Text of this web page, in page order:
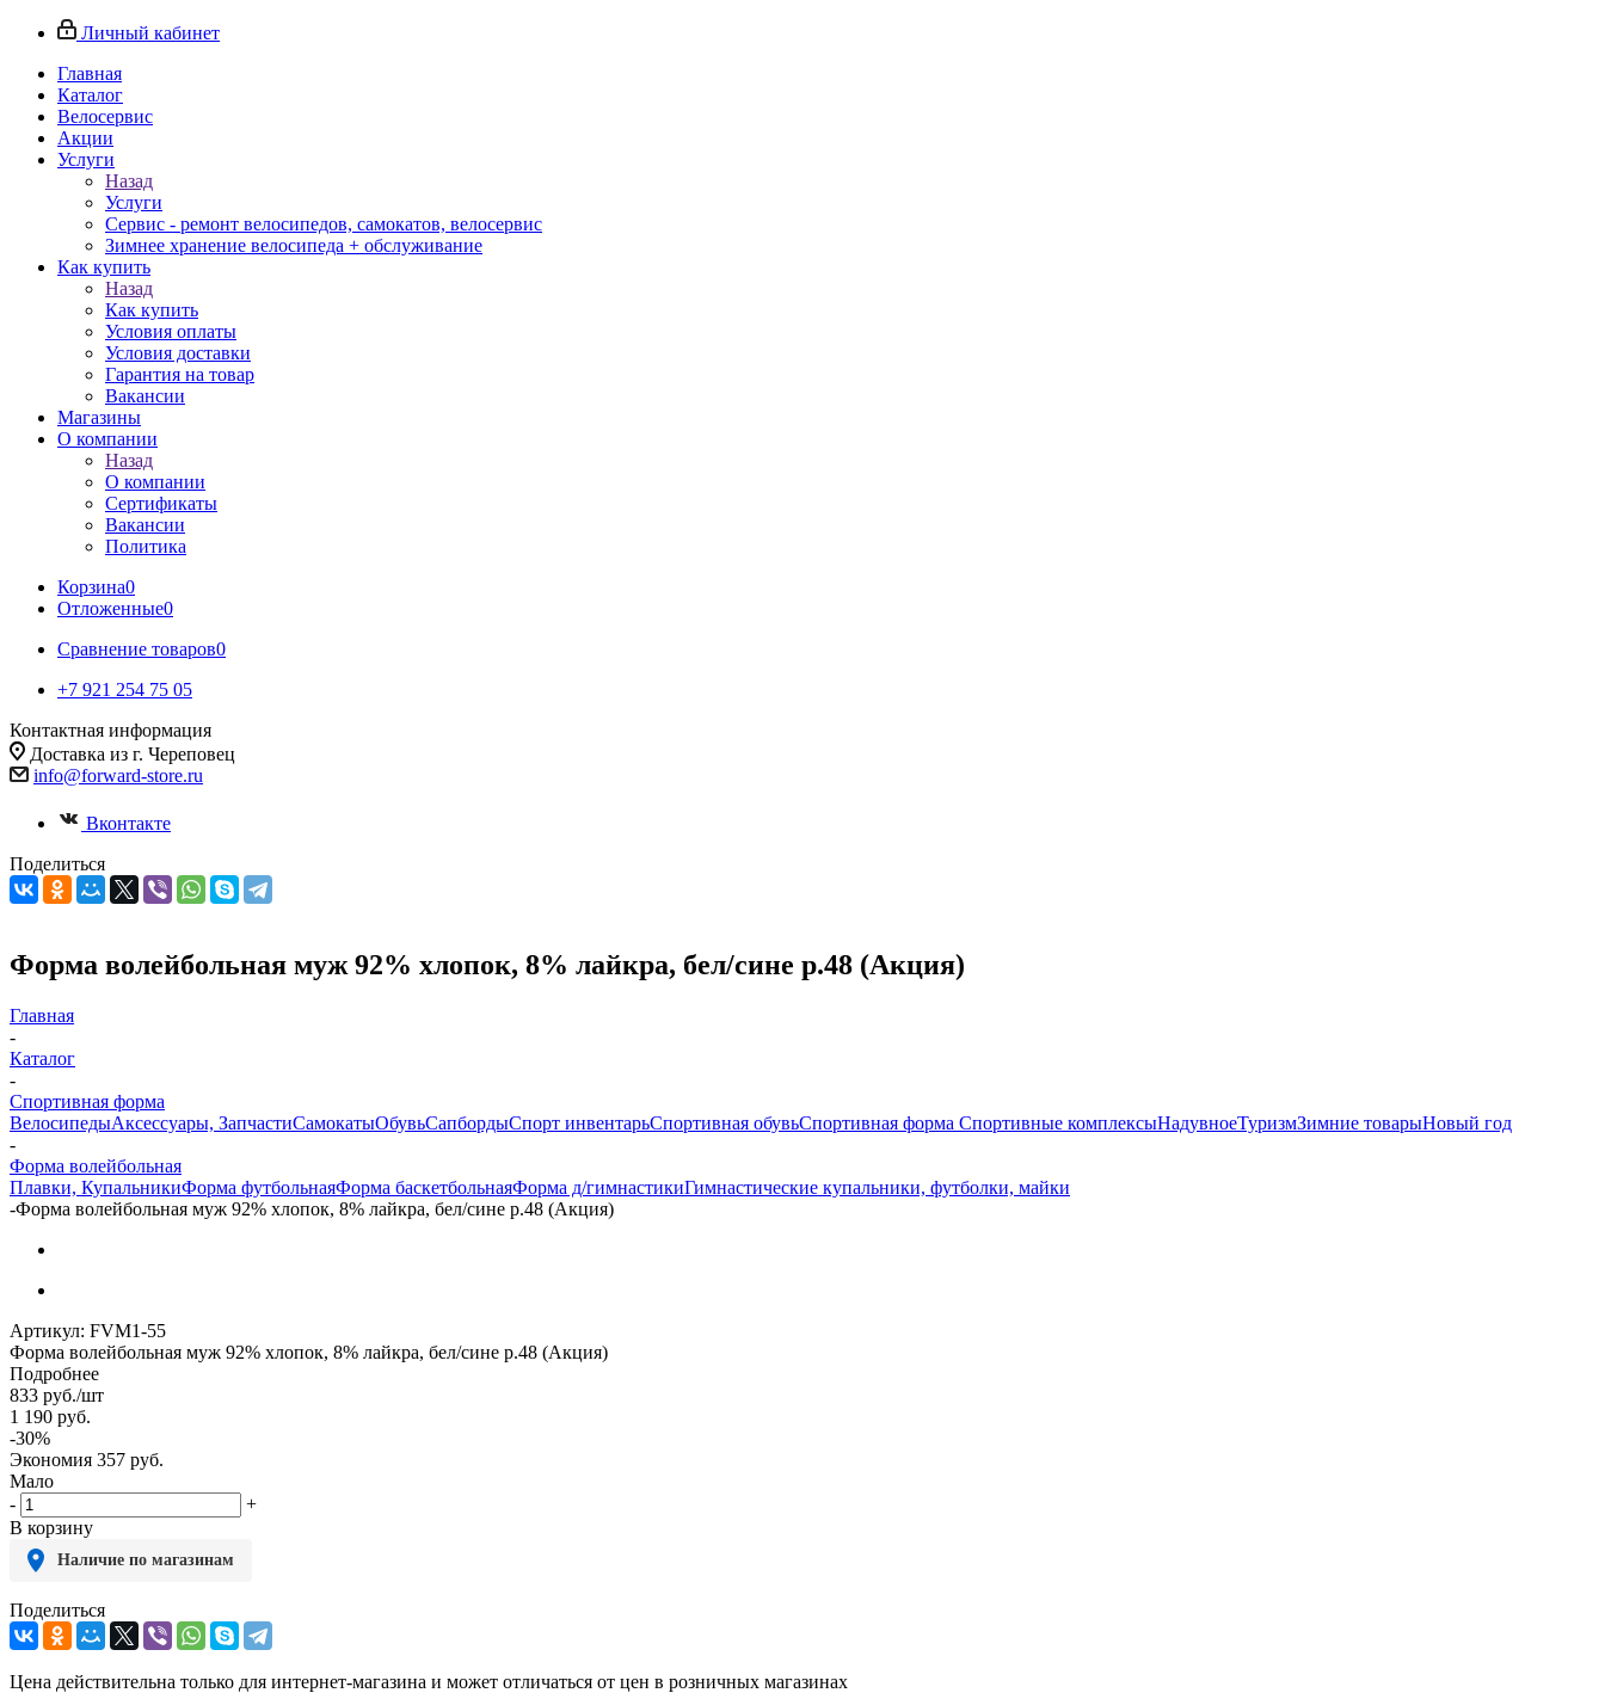
Личный кабинет
Главная
Каталог
Велосервис
Акции
Услуги
Назад
Услуги
Сервис - ремонт велосипедов, самокатов, велосервис
Зимнее хранение велосипеда + обслуживание
Как купить
Назад
Как купить
Условия оплаты
Условия доставки
Гарантия на товар
Вакансии
Магазины
О компании
Назад
О компании
Сертификаты
Вакансии
Политика
Корзина0
Отложенные0
Сравнение товаров0
+7 921 254 75 05
Контактная информация
Доставка из г. Череповец
info@forward-store.ru
Вконтакте
Поделиться
Форма волейбольная муж 92% хлопок, 8% лайкра, бел/сине р.48 (Акция)
Главная
-
Каталог
-
Спортивная форма
ВелосипедыАксессуары, ЗапчастиСамокатыОбувьСапбордыСпорт инвентарьСпортивная обувьСпортивная форма Спортивные комплексыНадувноеТуризмЗимние товарыНовый год
-
Форма волейбольная
Плавки, КупальникиФорма футбольнаяФорма баскетбольнаяФорма д/гимнастикиГимнастические купальники, футболки, майки
-Форма волейбольная муж 92% хлопок, 8% лайкра, бел/сине р.48 (Акция)
Артикул: FVM1-55
Форма волейбольная муж 92% хлопок, 8% лайкра, бел/сине р.48 (Акция)
Подробнее
833 руб./шт
1 190 руб.
-30%
Экономия 357 руб.
Мало
-
+
В корзину
Наличие по магазинам
Поделиться
Цена действительна только для интернет-магазина и может отличаться от цен в розничных магазинах